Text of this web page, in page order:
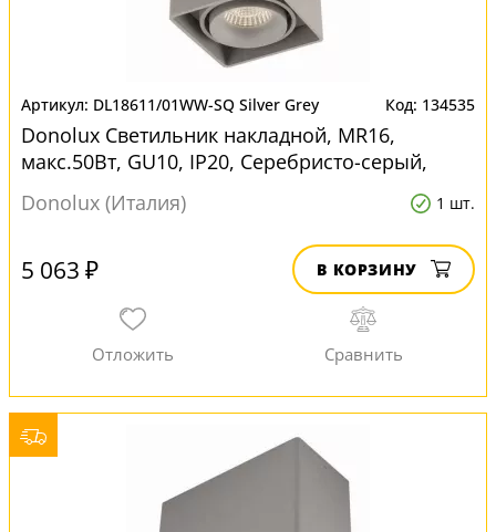
DL18611/01WW-SQ Silver Grey 134535
Donolux Светильник накладной, MR16,
макс.50Вт, GU10, IP20, Серебристо-серый,
D93х93х120 мм, без ламп для натяжных
потолков
Donolux (Италия) 1 шт.
5 063 ₽ В КОРЗИНУ